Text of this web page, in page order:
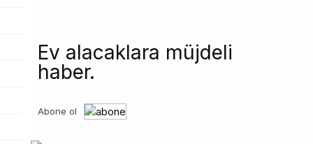
Ev alacaklara müjdeli
haber.
Abone ol